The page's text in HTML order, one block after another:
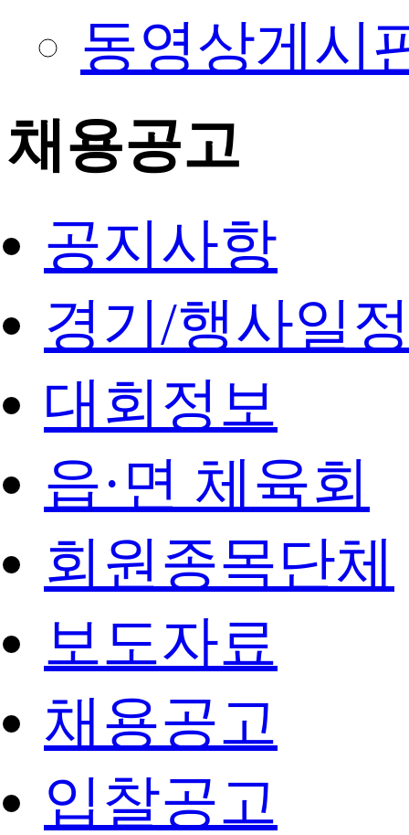
동영상게시
채용공고
공지사항
경기/행사일
대회정보
읍·면 체육회
회원종목단체
보도자료
채용공고
입찰공고